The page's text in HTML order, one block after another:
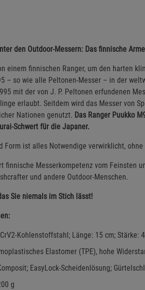
den Outdoor-Messern: Das finnische
einem finnischen Ranger, um den harten
– so wie alle Peltonen-Messer – in der
mit der von J. P. Peltonen erfundenen
erlaubt. Seitdem wird das Messer von
Nationen genutzt. Das Ranger Puukko
Schwert für die Japaner.
Form ist alles Notwendige verwirklicht,
finnische Messerkompetenz vom Feinsten
und andere Outdoor-Menschen.
Sie niemals im Stich lässt!
Kohlenstoffstahl; Länge: 15 cm; Stärke:
Elastomer (TPE), hohe
EasyLock-Scheidenlösung;
g